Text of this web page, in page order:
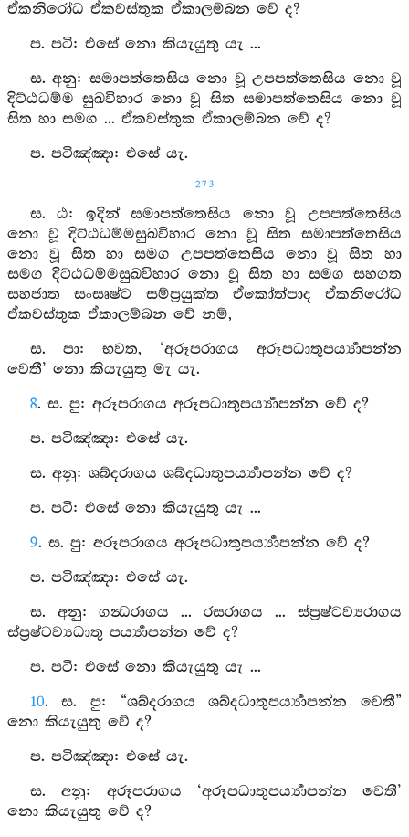
ඒකනිරෝධ ඒකවස්තුක ඒකාලම්බන වේ ද?
ප. පටි: එසේ නො කියැයුතු යැ ...
ස. අනු: සමාපත්තෙසිය නො වූ උපපත්තෙසිය නො වූ
දිට්ඨධම්ම සුඛවිහාර නො වූ සිත සමාපත්තෙසිය නො වූ
සිත හා සමග ... ඒකවස්තුක ඒකාලම්බන වේ ද?
ප. පටිඤ්‍ඤා: එසේ යැ.
273
ස. ඨ: ඉදින් සමාපත්තෙසිය නො වූ උපපත්තෙසිය
නො වූ දිට්ඨධම්මසුඛවිහාර නො වූ සිත සමාපත්තෙසිය
නො වූ සිත හා සමග උපපත්තෙසිය නො වූ සිත හා
සමග දිට්ඨධම්මසුඛවිහාර නො වූ සිත හා සමග සහගත
සහජාත සංසෘෂ්ට සම්ප්‍රයුක්ත ඒකෝත්පාද ඒකනිරෝධ
ඒකවස්තුක ඒකාලම්බන වේ නම්,
ස. පා: භවත, ‘අරූපරාගය අරූපධාතුපර්‍ය්‍යාපන්න
වෙතී’ නො කියැයුතු මැ යැ.
8. ස. පු: අරූපරාගය අරූපධාතුපර්‍ය්‍යාපන්න වේ ද?
ප. පටිඤ්‍ඤා: එසේ යැ.
ස. අනු: ශබ්දරාගය ශබ්දධාතුපර්‍ය්‍යාපන්න වේ ද?
ප. පටි: එසේ නො කියැයුතු යැ ...
9. ස. පු: අරූපරාගය අරූපධාතුපර්‍ය්‍යාපන්න වේ ද?
ප. පටිඤ්‍ඤා: එසේ යැ.
ස. අනු: ගන්‍ධරාගය ... රසරාගය ... ස්ප්‍රෂ්ටව්‍යරාගය
ස්ප්‍රෂ්ටව්‍යධාතු පර්‍ය්‍යාපන්න වේ ද?
ප. පටි: එසේ නො කියැයුතු යැ ...
10. ස. පු: “ශබ්දරාගය ශබ්දධාතුපර්‍ය්‍යාපන්න වෙතී”
නො කියැයුතු වේ ද?
ප. පටිඤ්‍ඤා: එසේ යැ.
ස. අනු: අරූපරාගය ‘අරූපධාතුපර්‍ය්‍යාපන්න වෙතී’
නො කියැයුතු වේ ද?